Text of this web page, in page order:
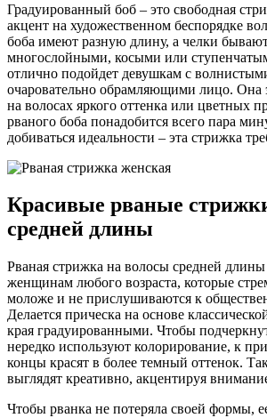
Градуированный боб – это свободная
акцент на художественном беспорядке
боба имеют разную длину, а челки
многослойными, косыми или
отлично подойдет девушкам с
очаровательно обрамляющими лицо. Она
на волосах яркого оттенка или цветных
рваного боба понадобится всего пара
добиваться идеальности – эта стрижка
Красивые рваные
средней длины
Рваная стрижка на волосы средней
женщинам любого возраста, которые
моложе и не прислушиваются к
Делается прическа на основе
края градуированными. Чтобы
нередко используют колорирование, к
концы красят в более темный оттенок.
выглядят креативно, акцентируя
Чтобы рванка не потеряла своей формы,